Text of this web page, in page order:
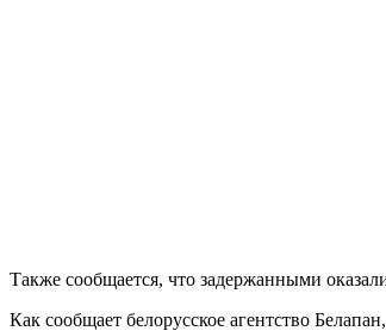
Также сообщается, что задержанными
Как сообщает белорусское агентство